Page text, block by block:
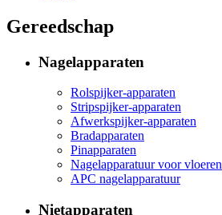
Gereedschap
Nagelapparaten
Rolspijker-apparaten
Stripspijker-apparaten
Afwerkspijker-apparaten
Bradapparaten
Pinapparaten
Nagelapparatuur voor vloeren
APC nagelapparatuur
Nietapparaten